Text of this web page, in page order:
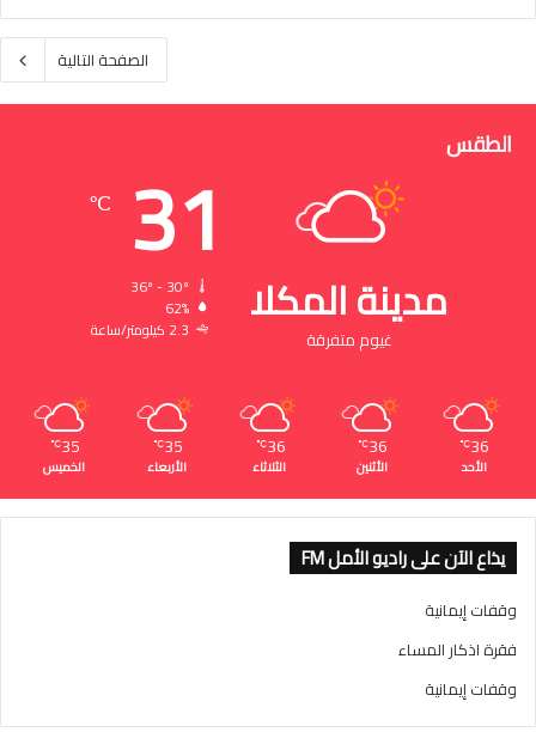
الصفحة التالية
الطقس
مدينة المكلا
غيوم متفرقة
31
℃
62%
2.3 كيلومتر/ساعة
36
℃
الأحد
36
℃
الأثنين
36
℃
الثلاثاء
35
℃
الأربعاء
35
℃
الخميس
يذاع الآن على راديو الأمل FM
وقفات إيمانية
فقرة اذكار المساء
وقفات إيمانية